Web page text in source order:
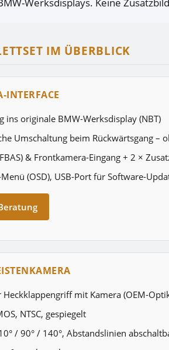
IM ÜBERBLICK
INTERFACE
ins originale BMW-Werksdisplay (NBT)
Umschaltung beim Rückwärtsgang –
& Frontkamera-Eingang + 2 ×
(OSD), USB-Port für Software-
Heckklappengriff mit Kamera (OEM-
NTSC, gespiegelt
/ 90° / 140°, Abstandslinien